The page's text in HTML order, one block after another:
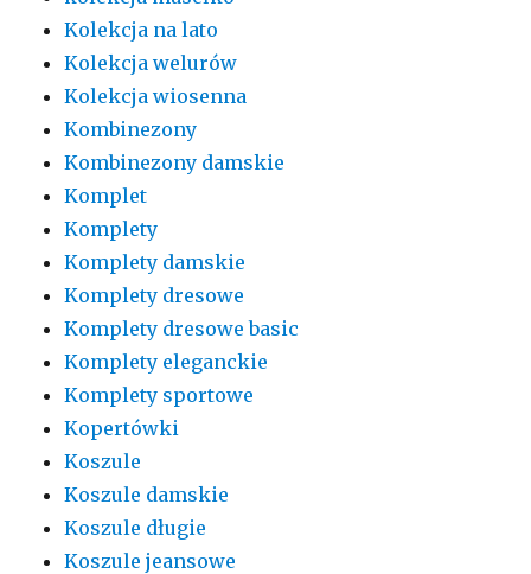
Kolekcja na lato
Kolekcja welurów
Kolekcja wiosenna
Kombinezony
Kombinezony damskie
Komplet
Komplety
Komplety damskie
Komplety dresowe
Komplety dresowe basic
Komplety eleganckie
Komplety sportowe
Kopertówki
Koszule
Koszule damskie
Koszule długie
Koszule jeansowe